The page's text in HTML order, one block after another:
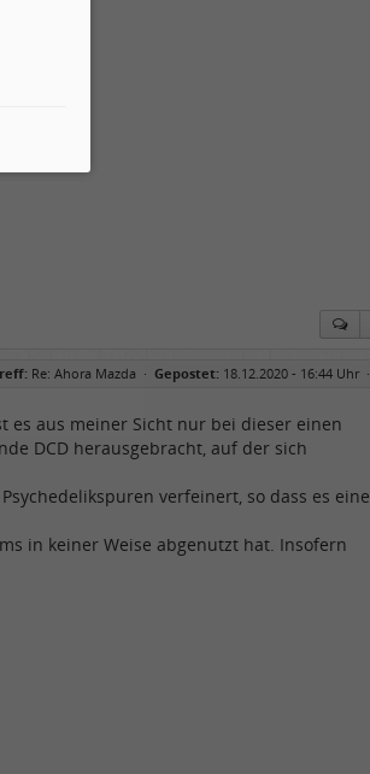
Re: Ahora Mazda · Gepostet: 18.12.2020 - 16:44 Uhr ·
es aus meiner Sicht nur bei dieser einen
DCD herausgebracht, auf der sich
verfeinert, so dass es eine
in keiner Weise abgenutzt hat. Insofern